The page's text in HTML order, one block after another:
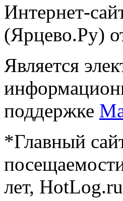
Интернет-
(Ярцево.Ру)
Является
поддержке
*Главный
лет, HotLog.ru